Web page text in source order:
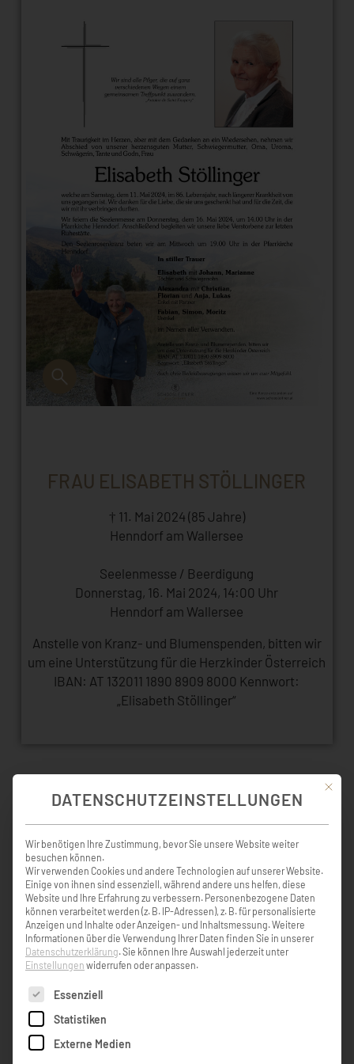
FRAU ELISABETH STÖLLINGER
† 11. Mai 2024 (85 Jahre)
Henndorf am Wallersee
Seelenmesse / Beerdigung
Donnerstag, 16. Mai 2024, 14:00 Uhr
Henndorf am Wallersee
Anstelle von Kranz- und Blumenspenden, bitten wir
um eine Unterstützung für die Herzkinder Österreich
IBAN: AT 132011 1890 8909 8000 Kennwort:
„Elisabeth Stöllinger“
KONDOLENZBUCH ( 13 )
Liebe Marianne , lieber Lukas, liebe
Trauerfamilie. Es tut weh, sagt das Herz. Es
wird vergehen , sagt die Zeit. Aber ich
komme immer wieder , sagt die Erinnerung.
Mögen euch die Erinnerungen, Kraft,
Zuversicht und Hoffnung schenken. Unser
aufrichtiges Beileid und Mitgefühl. Heidi
Heidi Strasser
Mit
DATENSCHUTZEINSTELLUNGEN
Wir benötigen Ihre Zustimmung, bevor Sie unsere Website weiter
besuchen können.
Wir verwenden Cookies und andere Technologien auf unserer Website.
Einige von ihnen sind essenziell, während andere uns helfen, diese
Website und Ihre Erfahrung zu verbessern. Personenbezogene Daten
können verarbeitet werden (z. B. IP-Adressen), z. B. für personalisierte
Anzeigen und Inhalte oder Anzeigen- und Inhaltsmessung.Weitere
Informationen über die Verwendung Ihrer Daten finden Sie in unserer
Datenschutzerklärung.Sie können Ihre Auswahl jederzeit unter
Einstellungen widerrufen oder anpassen.
Es folgt eine Liste der Service-Gruppen, für die eine
Essenziell
Statistiken
Externe Medien